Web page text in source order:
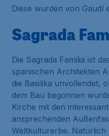
Diese wurden von Gaudí
Sagrada
Die Sagrada Familia ist
spanischen Architekten
die Basilika unvollendet,
dem Bau begonnen
Kirche mit den
ansprechenden
Weltkulturerbe. Natürlich